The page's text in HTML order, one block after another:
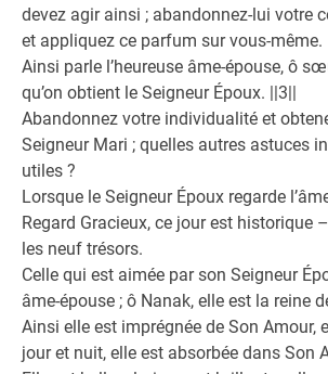
devez agir ainsi ; abandonnez-lui votre
et appliquez ce parfum sur vous-même.
Ainsi parle l’heureuse âme-épouse, ô
qu’on obtient le Seigneur Époux. ||3||
Abandonnez votre individualité et
Seigneur Mari ; quelles autres astuces
utiles ?
Lorsque le Seigneur Époux regarde
Regard Gracieux, ce jour est historique
les neuf trésors.
Celle qui est aimée par son Seigneur
âme-épouse ; ô Nanak, elle est la reine
Ainsi elle est imprégnée de Son Amour,
jour et nuit, elle est absorbée dans Son